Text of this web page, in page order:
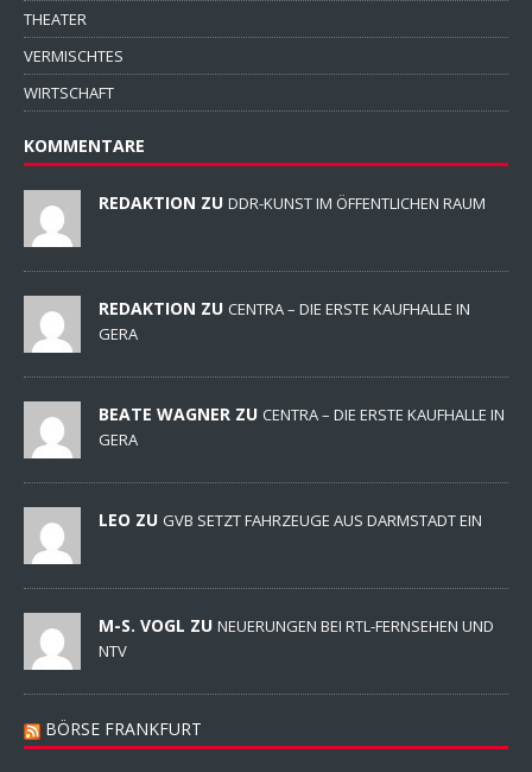
THEATER
VERMISCHTES
WIRTSCHAFT
KOMMENTARE
REDAKTION ZU DDR-KUNST IM ÖFFENTLICHEN RAUM
REDAKTION ZU CENTRA – DIE ERSTE KAUFHALLE IN
GERA
BEATE WAGNER ZU CENTRA – DIE ERSTE KAUFHALLE IN
GERA
LEO ZU GVB SETZT FAHRZEUGE AUS DARMSTADT EIN
M-S. VOGL ZU NEUERUNGEN BEI RTL-FERNSEHEN UND
NTV
BÖRSE FRANKFURT